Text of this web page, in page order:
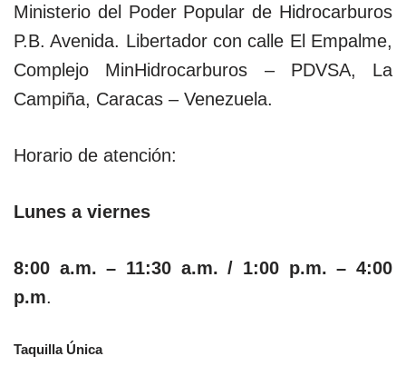
Ministerio del Poder Popular de Hidrocarburos
P.B. Avenida. Libertador con calle El Empalme,
Complejo MinHidrocarburos – PDVSA, La
Campiña, Caracas – Venezuela.
Horario de atención:
Lunes a viernes
8:00 a.m. – 11:30 a.m. / 1:00 p.m. – 4:00
p.m.
Taquilla Única